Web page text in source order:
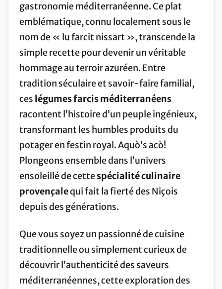
gastronomie méditerranéenne. Ce plat
emblématique, connu localement sous le
nom de « lu farcit nissart », transcende la
simple recette pour devenir un véritable
hommage au terroir azuréen. Entre
tradition séculaire et savoir-faire familial,
ces légumes farcis méditerranéens
racontent l’histoire d’un peuple ingénieux,
transformant les humbles produits du
potager en festin royal. Aquò’s acò!
Plongeons ensemble dans l’univers
ensoleillé de cettespécialité culinaire
provençalequi fait la fierté des Niçois
depuis des générations.
Que vous soyez un passionné de cuisine
traditionnelle ou simplement curieux de
découvrir l’authenticité des saveurs
méditerranéennes, cette exploration des